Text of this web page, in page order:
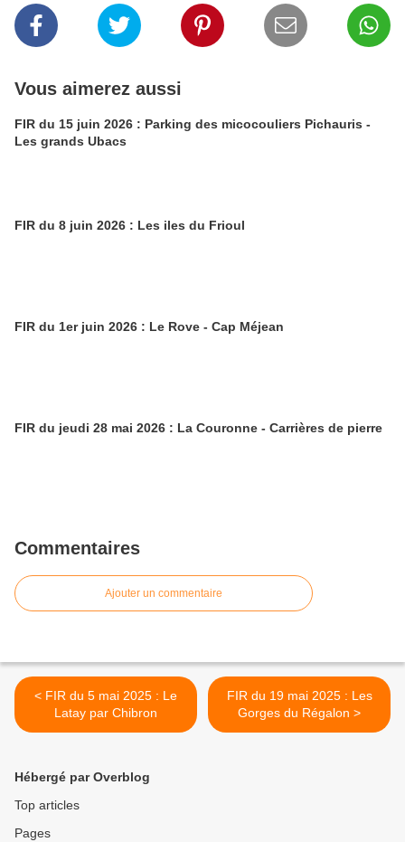
Vous aimerez aussi
FIR du 15 juin 2026 : Parking des micocouliers Pichauris -
Les grands Ubacs
FIR du 8 juin 2026 : Les iles du Frioul
FIR du 1er juin 2026 : Le Rove - Cap Méjean
FIR du jeudi 28 mai 2026 : La Couronne - Carrières de pierre
Commentaires
Ajouter un commentaire
< FIR du 5 mai 2025 : Le
Latay par Chibron
FIR du 19 mai 2025 : Les
Gorges du Régalon >
Hébergé par Overblog
Top articles
Pages